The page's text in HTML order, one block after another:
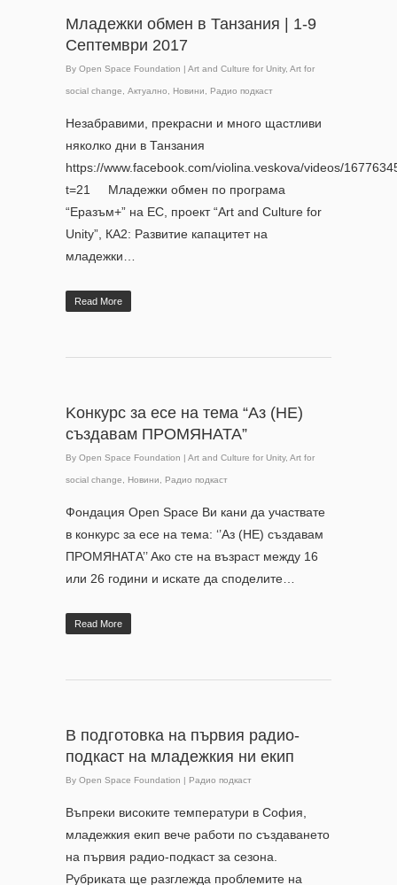
Младежки обмен в Танзания | 1-9
Септември 2017
By Open Space Foundation | Art and Culture for Unity, Art for
social change Актуално Новини Радио подкаст
Незабравими, прекрасни и много щастливи
няколко дни в Танзания
https://www.facebook.com/violina.veskova/videos/
t=21 Младежки обмен по програма
“Еразъм+” на ЕС, проект “Art and Culture for
Unity”, КА2: Развитие капацитет на
младежки…
Read More
Kонкурс за есе на тема “Аз (НЕ)
създавам ПРОМЯНАТА”
By Open Space Foundation | Art and Culture for Unity, Art for
social change Новини Радио подкаст
Фондация Open Space Ви кани да участвате
в конкурс за есе на тема: ‘’Аз (НЕ) създавам
ПРОМЯНАТА’’ Ако сте на възраст между 16
или 26 години и искате да споделите…
Read More
В подготовка на първия радио-
подкаст на младежкия ни екип
By Open Space Foundation | Радио подкаст
Въпреки високите температури в София,
младежкия екип вече работи по създаването
на първия радио-подкаст за сезона.
Рубриката ще разглежда проблемите на